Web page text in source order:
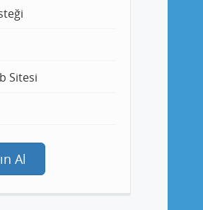
Sitesi
Al